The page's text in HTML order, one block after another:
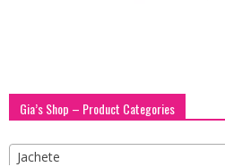
Gia’s Shop – Product Categories
Jachete